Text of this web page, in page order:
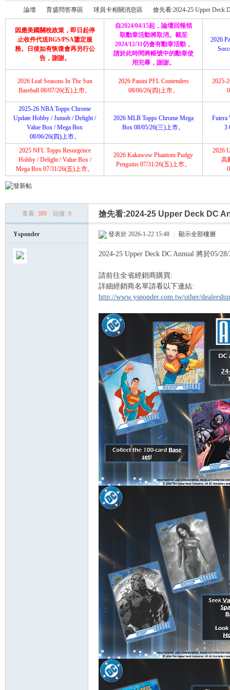
»
論壇
›
育盛問答專區
›
球員卡相關消息區
›
搶先看:2024-25 Upper Deck
因應美國關稅政策，即日起停
止收件代送BGS/PSA鑒定服
務。日後如有恢復會再另行公
告，謝謝。
自2024/04/15起，論壇回報領
取勳章活動將取消。截至
2024/12/31仍會有勳章活動，
請於此時間將帳號中的勳章使
用完畢，謝謝。
2026
2026 Leaf Seasons In The Sun
Baseball 08/07/26(五)上市。
2026 Panini PFL Contenders
08/06/26(四)上市。
2025-
2025-26 NBA Topps Chrome
Update Hobby / Jumob / Delight /
Value Box / Mega Box
08/06/26(四)上市。
2026 MLB Topps Chrome Mega
Box 08/05/26(三)上市。
Futera
3
2025 NFL Topps Resurgence
Hobby / Delight / Value Box /
Mega Box 07/31/26(五)上市。
2026 Kakawow Phantom Pudgy
Penguins 07/31/26(五)上市。
2026
高
查看: 389 回復: 0 搶先看:2024-25 Upper Deck DC
Ysponder 發表於 2026-1-22 15:48 顯示全部樓層
2024-25 Upper Deck DC Annual 將於05/
請前往全省經銷商購買:
詳細經銷商名單請看以下連結:
http://www.ysponder.com.tw/other/